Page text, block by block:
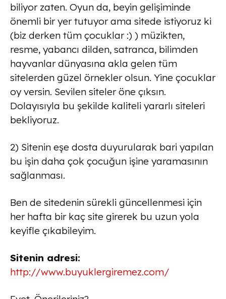
biliyor zaten. Oyun da, beyin gelişiminde
önemli bir yer tutuyor ama sitede istiyoruz ki
(biz derken tüm çocuklar :) ) müzikten,
resme, yabancı dilden, satranca, bilimden
hayvanlar dünyasına akla gelen tüm
sitelerden güzel örnekler olsun. Yine çocuklar
oy versin. Sevilen siteler öne çıksın.
Dolayısıyla bu şekilde kaliteli yararlı siteleri
bekliyoruz.
2) Sitenin eşe dosta duyurularak bari yapılan
bu işin daha çok çocuğun işine yaramasının
sağlanması.
Ben de sitedenin sürekli güncellenmesi için
her hafta bir kaç site girerek bu uzun yola
keyifle çıkabileyim.
Sitenin adresi:
http://www.buyuklergiremez.com/